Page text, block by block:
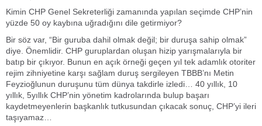
Kimin CHP Genel Sekreterliği zamanında yapılan seçimde CHP’nin
yüzde 50 oy kaybına uğradığını dile getirmiyor?
Bir söz var, “Bir guruba dahil olmak değil; bir duruşa sahip olmak”
diye. Önemlidir. CHP guruplardan oluşan hizip yarışmalarıyla bir
batıp bir çıkıyor. Bunun en açık örneği geçen yıl tek adamlık otoriter
rejim zihniyetine karşı sağlam duruş sergileyen TBBB’nı Metin
Feyzioğlunun duruşunu tüm dünya takdirle izledi… 40 yıllık, 10
yıllık, 5yıllık CHP’nin yönetim kadrolarında bulup başarı
kaydetmeyenlerin başkanlık tutkusundan çıkacak sonuç, CHP’yi ileri
taşıyamaz…